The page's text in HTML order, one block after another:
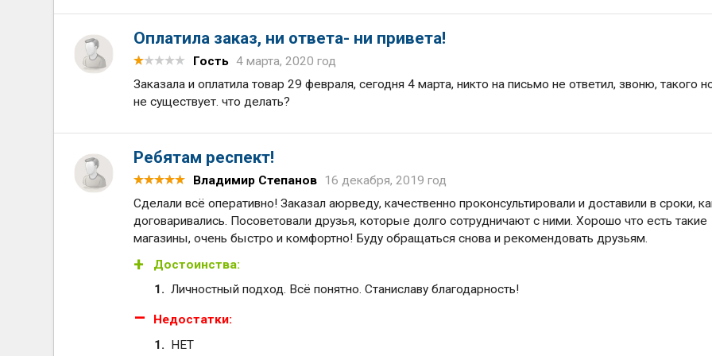
Оплатила заказ, ни ответа- ни привета!
Гость 4 марта, 2020 год
Заказала и оплатила товар 29 февраля, сегодня 4 марта, никто на письмо не ответил, звоню, такого
не существует. что делать?
Ребятам респект!
Владимир Степанов
16 декабря, 2019 год
Сделали всё оперативно! Заказал аюрведу, качественно проконсультировали и доставили в сроки,
договаривались. Посоветовали друзья, которые долго сотрудничают с ними. Хорошо что есть такие
магазины, очень быстро и комфортно! Буду обращаться снова и рекомендовать друзьям.
Достоинства:
Личностный подход. Всё понятно. Станиславу благодарность!
Недостатки:
НЕТ